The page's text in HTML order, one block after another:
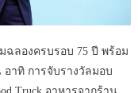
ฉลองครบรอบ 75 ปี พร้อม
าทิ การจับรางวัลมอบ